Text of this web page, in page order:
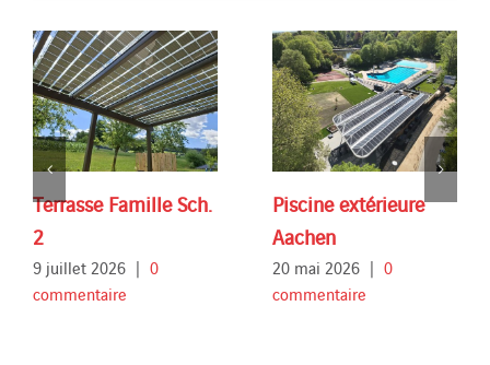
Terrasse Famille Sch.
2
9 juillet 2026 | 0
commentaire
Piscine extérieure
Aachen
20 mai 2026 | 0
commentaire